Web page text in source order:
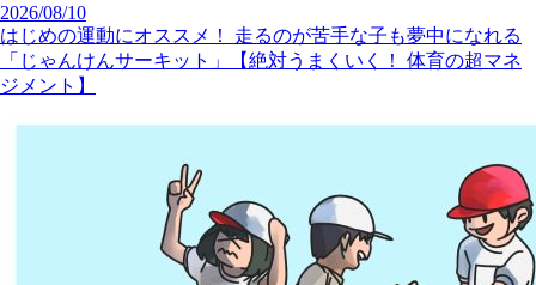
2026/08/10
はじめの運動にオススメ！ 走るのが苦手な子も夢中になれる
「じゃんけんサーキット」【絶対うまくいく！ 体育の超マネ
ジメント】